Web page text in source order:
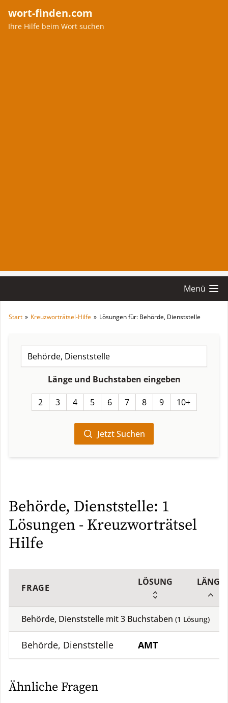
wort-finden.com
Ihre Hilfe beim Wort suchen
Menü
Start » Kreuzworträtsel-Hilfe » Lösungen für: Behörde, Dienststelle
Länge und Buchstaben eingeben
2 3 4 5 6 7 8 9 10+
Jetzt Suchen
Behörde, Dienststelle: 1
Lösungen - Kreuzworträtsel
Hilfe
FRAGE
LÖSUNG LÄNGE
Behörde, Dienststelle mit3 Buchstaben (1 Lösung)
Behörde, Dienststelle AMT
Ähnliche Fragen